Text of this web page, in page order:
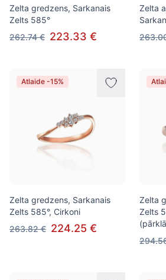
Zelta gredzens, Sarkanais
Zelts 585°
262.74 € 223.33 €
Zelta
Atlaide -15%
Zelta gredzens, Sarkanais
Zelts 585°, Cirkoni
263.82 € 224.25 €
Zelta
Zelts